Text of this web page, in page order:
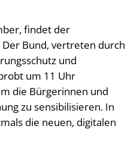
findet der
Bund, vertreten durch
und
um 11 Uhr
die Bürgerinnen und
zu sensibilisieren. In
die neuen, digitalen